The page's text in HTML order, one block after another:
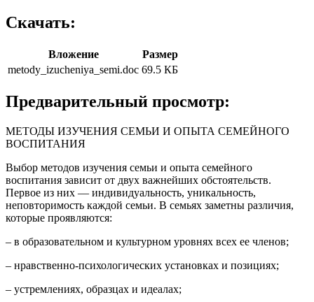
Скачать:
Вложение
Размер
metody_izucheniya_semi.doc 69.5 КБ
Предварительный просмотр:
МЕТОДЫ ИЗУЧЕНИЯ СЕМЬИ И ОПЫТА СЕМЕЙНОГО
ВОСПИТАНИЯ
Выбор методов изучения семьи и опыта семейного
воспитания зависит от двух важнейших обстоятельств.
Первое из них — индивидуальность, уникальность,
неповторимость каждой семьи. В семьях заметны различия,
которые проявляются:
– в образовательном и культурном уровнях всех ее членов;
– нравственно-психологических установках и позициях;
– устремлениях, образцах и идеалах;